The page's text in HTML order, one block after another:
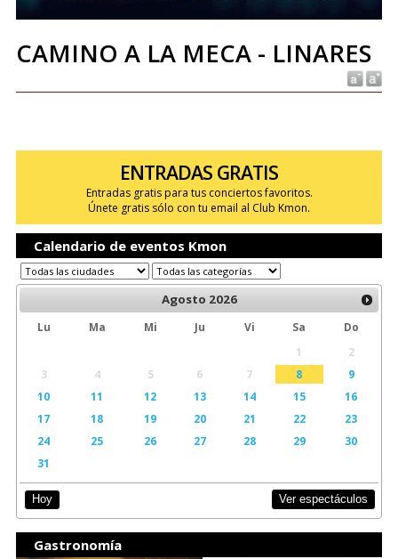
CAMINO A LA MECA - LINARES
ENTRADAS GRATIS
Entradas gratis para tus conciertos favoritos.
Únete gratis sólo con tu email al Club Kmon.
Calendario de eventos Kmon
Agosto 2026
Lu Ma Mi Ju Vi Sa
Do
1
2
3
4 5 6 7 8
9
10
11 12 13 14 15
16
17
18 19 20 21 22
23
24
25 26 27 28 29
30
31
Hoy Ver espectáculos
Gastronomía